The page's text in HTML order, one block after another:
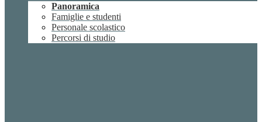
Panoramica
Famiglie e studenti
Personale scolastico
Percorsi di studio